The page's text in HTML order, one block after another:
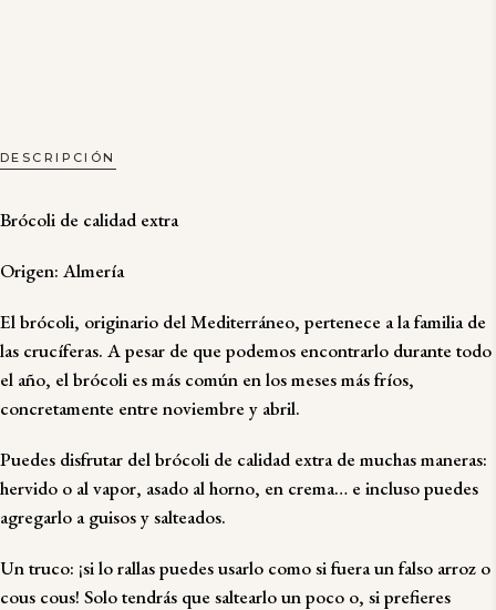
DESCRIPCIÓN
Brócoli de calidad extra
Origen: Almería
El brócoli, originario del Mediterráneo, pertenece a la familia de
las crucíferas. A pesar de que podemos encontrarlo durante todo
el año, el brócoli es más común en los meses más fríos,
concretamente entre noviembre y abril.
Puedes disfrutar del brócoli de calidad extra de muchas maneras:
hervido o al vapor, asado al horno, en crema… e incluso puedes
agregarlo a guisos y salteados.
Un truco: ¡si lo rallas puedes usarlo como si fuera un falso arroz o
cous cous! Solo tendrás que saltearlo un poco o, si prefieres